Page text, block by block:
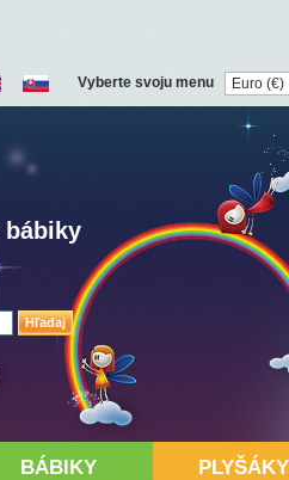
Hľadaj
bábiky
Vyberte svoju menu
BÁBIKY PLYŠÁKY